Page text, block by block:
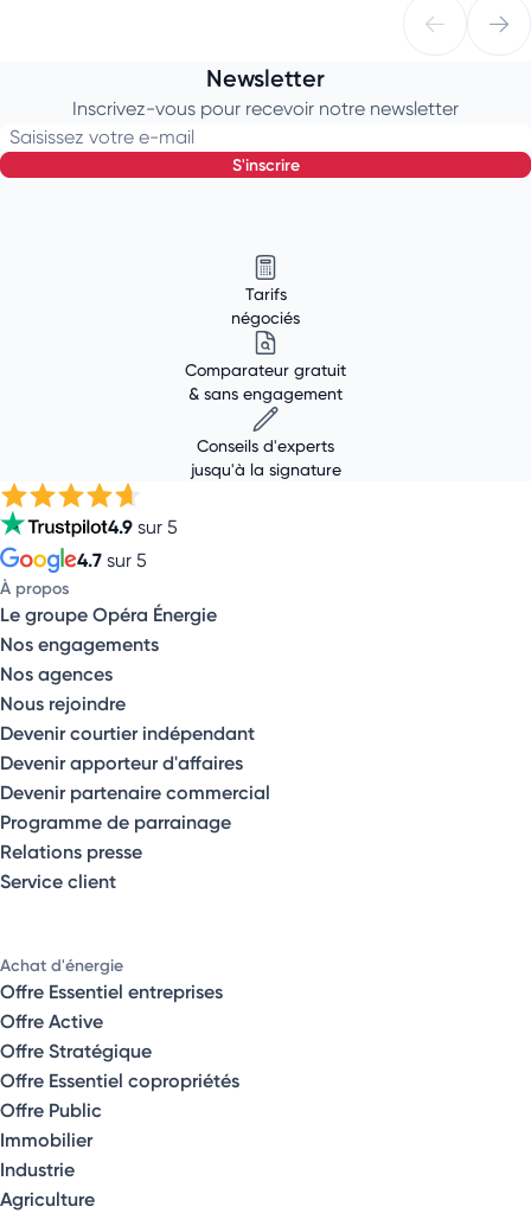
Newsletter
Inscrivez-vous pour recevoir notre newsletter
Saisissez votre e-mail
s'inscrire
Tarifs
négociés
Comparateur gratuit
& sans engagement
Conseils d'experts
jusqu'à la signature
4.9 sur 5
4.7 sur 5
À propos
Le groupe Opéra Énergie
Nos engagements
Nos agences
Nous rejoindre
Devenir courtier indépendant
Devenir apporteur d'affaires
Devenir partenaire commercial
Programme de parrainage
Relations presse
Service client
Achat d'énergie
Offre Essentiel entreprises
Offre Active
Offre Stratégique
Offre Essentiel copropriétés
Offre Public
Immobilier
Industrie
Agriculture